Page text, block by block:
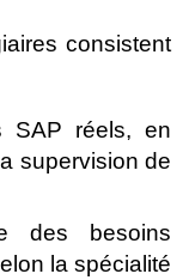
consistent
SAP réels, en
supervision de
des besoins
la spécialité